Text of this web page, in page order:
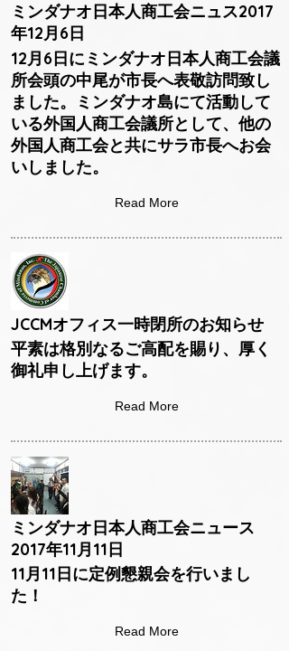
ミンダナオ日本人商工会ニュス2017
年12月6日
12月6日にミンダナオ日本人商工会議
所会頭の中尾が市長へ表敬訪問致し
ました。ミンダナオ島にて活動して
いる外国人商工会議所として、他の
外国人商工会と共にサラ市長へお会
いしました。
Read More
JCCMオフィス一時閉所のお知らせ
平素は格別なるご高配を賜り、厚く
御礼申し上げます。
Read More
ミンダナオ日本人商工会ニュース
2017年11月11日
11月11日に定例懇親会を行いまし
た！
Read More